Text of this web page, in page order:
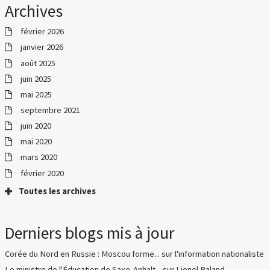
Archives
février 2026
janvier 2026
août 2025
juin 2025
mai 2025
septembre 2021
juin 2020
mai 2020
mars 2020
février 2020
Toutes les archives
Derniers blogs mis à jour
Corée du Nord en Russie : Moscou forme... surl'information nationaliste